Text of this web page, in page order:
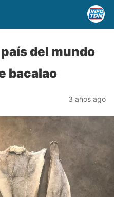
del mundo
bacalao
3 años ago